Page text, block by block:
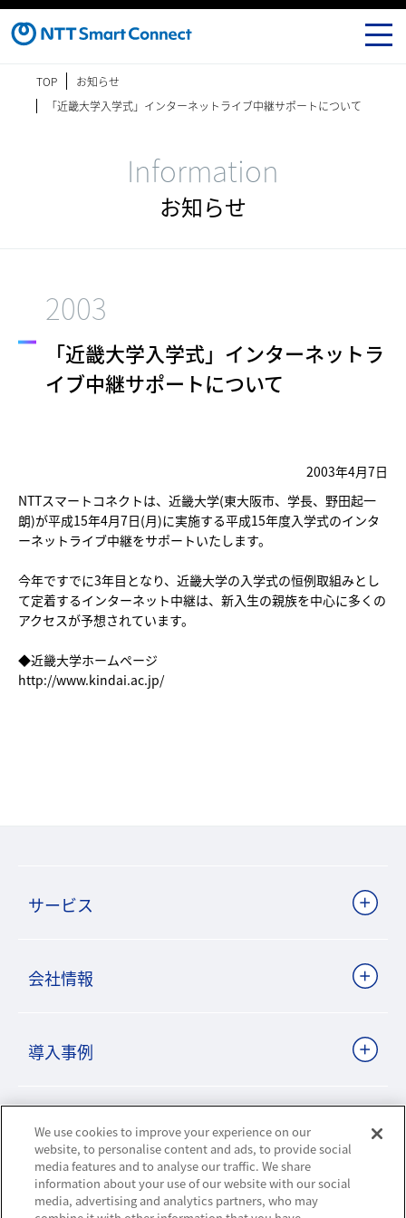
TOP
お知らせ
「近畿大学入学式」インターネットライブ中継サポートについて
Information
お知らせ
2003
「近畿大学入学式」インターネットラ
イブ中継サポートについて
2003年4月7日
NTTスマートコネクトは、近畿大学(東大阪市、学長、野田起一
朗)が平成15年4月7日(月)に実施する平成15年度入学式のインタ
ーネットライブ中継をサポートいたします。
今年ですでに3年目となり、近畿大学の入学式の恒例取組みとし
て定着するインターネット中継は、新入生の親族を中心に多くの
アクセスが予想されています。
◆近畿大学ホームページ
http://www.kindai.ac.jp/
サービス
会社情報
導入事例
ビジネスパートナーサイト
ニュースリリース
We use cookies to improve your experience on our
website, to personalise content and ads, to provide social
media features and to analyse our traffic. We share
information about your use of our website with our social
media, advertising and analytics partners, who may